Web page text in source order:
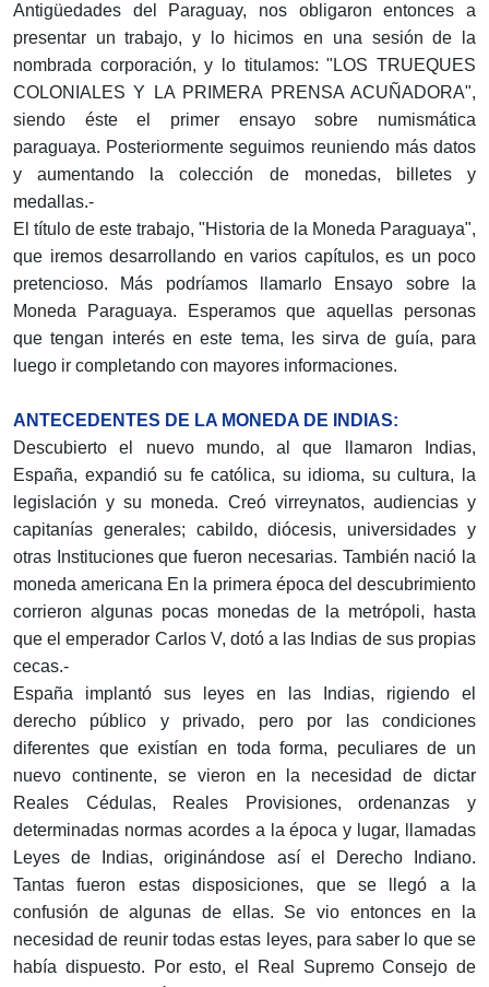
Antigüedades del Paraguay, nos obligaron entonces a
presentar un trabajo, y lo hicimos en una sesión de la
nombrada corporación, y lo titulamos: "LOS TRUEQUES
COLONIALES Y LA PRIMERA PRENSA ACUÑADORA",
siendo éste el primer ensayo sobre numismática
paraguaya. Posteriormente seguimos reuniendo más datos
y aumentando la colección de monedas, billetes y
medallas.-
El título de este trabajo, "Historia de la Moneda Paraguaya",
que iremos desarrollando en varios capítulos, es un poco
pretencioso. Más podríamos llamarlo Ensayo sobre la
Moneda Paraguaya. Esperamos que aquellas personas
que tengan interés en este tema, les sirva de guía, para
luego ir completando con mayores informaciones.
ANTECEDENTES DE LA MONEDA DE INDIAS:
Descubierto el nuevo mundo, al que llamaron Indias,
España, expandió su fe católica, su idioma, su cultura, la
legislación y su moneda. Creó virreynatos, audiencias y
capitanías generales; cabildo, diócesis, universidades y
otras Instituciones que fueron necesarias. También nació la
moneda americana En la primera época del descubrimiento
corrieron algunas pocas monedas de la metrópoli, hasta
que el emperador Carlos V, dotó a las Indias de sus propias
cecas.-
España implantó sus leyes en las Indias, rigiendo el
derecho público y privado, pero por las condiciones
diferentes que existían en toda forma, peculiares de un
nuevo continente, se vieron en la necesidad de dictar
Reales Cédulas, Reales Provisiones, ordenanzas y
determinadas normas acordes a la época y lugar, llamadas
Leyes de Indias, originándose así el Derecho Indiano.
Tantas fueron estas disposiciones, que se llegó a la
confusión de algunas de ellas. Se vio entonces en la
necesidad de reunir todas estas leyes, para saber lo que se
había dispuesto. Por esto, el Real Supremo Consejo de